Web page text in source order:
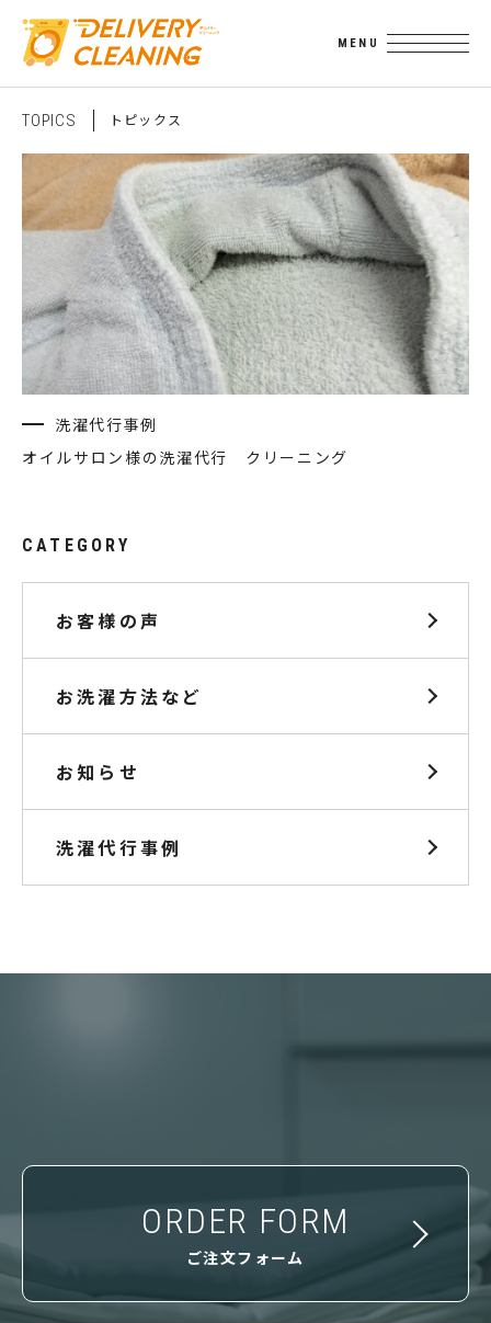
TOPICS ト ピッ ク ス
洗濯代行事例
オイルサロン様の洗濯代行 クリーニング
CATEGORY
お客様の声
お洗濯方法など
お知らせ
洗濯代行事例
ORDER FORM
ご注文フォーム